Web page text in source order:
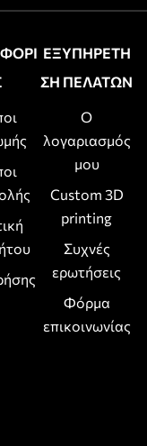
ΕΞΥΠΗΡΕΤΗ
ΣΗ ΠΕΛΑΤΩΝ
Ο
λογαριασμός
μου
Custom 3D
printing
Συχνές
ερωτήσεις
Φόρμα
επικοινωνίας